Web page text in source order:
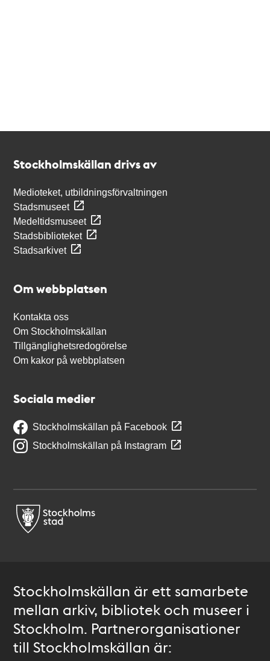
Stockholmskällan drivs av
Medioteket, utbildningsförvaltningen
Stadsmuseet
Medeltidsmuseet
Stadsbiblioteket
Stadsarkivet
Om webbplatsen
Kontakta oss
Om Stockholmskällan
Tillgänglighetsredogörelse
Om kakor på webbplatsen
Sociala medier
Stockholmskällan på Facebook
Stockholmskällan på Instagram
Stockholmskällan är ett samarbete
mellan arkiv, bibliotek och museer i
Stockholm. Partnerorganisationer
till Stockholmskällan är: